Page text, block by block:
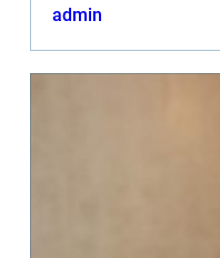
admin